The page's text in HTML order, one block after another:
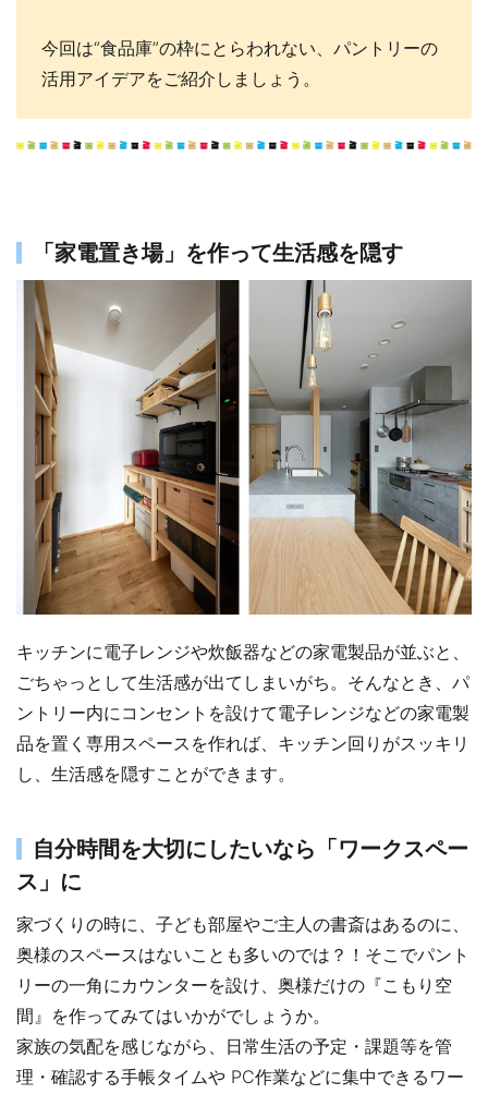
今回は“食品庫”の枠にとらわれない、パントリーの
活用アイデアをご紹介しましょう。
「家電置き場」を作って生活感を隠す
キッチンに電子レンジや炊飯器などの家電製品が並ぶと、
ごちゃっとして生活感が出てしまいがち。そんなとき、パ
ントリー内にコンセントを設けて電子レンジなどの家電製
品を置く専用スペースを作れば、キッチン回りがスッキリ
し、生活感を隠すことができます。
自分時間を大切にしたいなら「ワークスペー
ス」に
家づくりの時に、子ども部屋やご主人の書斎はあるのに、
奥様のスペースはないことも多いのでは？！そこでパント
リーの一角にカウンターを設け、奥様だけの『こもり空
間』を作ってみてはいかがでしょうか。
家族の気配を感じながら、日常生活の予定・課題等を管
理・確認する手帳タイムや PC作業などに集中できるワー